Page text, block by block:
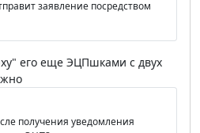
заявление посредством
его еще ЭЦПшками с двух
получения уведомления